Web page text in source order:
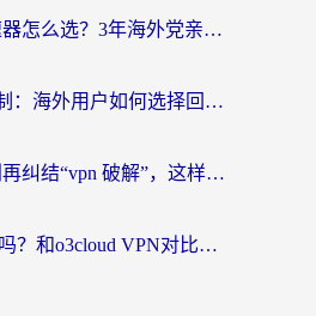
海外转国内加速器怎么选？3年海外党亲测指南，无缝刷剧玩游戏不再难
破解VPN PC限制：海外用户如何选择回国加速器实现无缝访问国内资源
海外党必看：别再纠结“vpn 破解”，这样选回国加速器才能真正无缝访问国内资源
Malus VPN好用吗？和o3cloud VPN对比哪个回国效果更好？